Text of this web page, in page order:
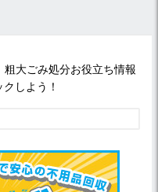
大ごみ処分お役立ち情報
クしよう！